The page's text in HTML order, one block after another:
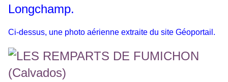
Longchamp.
Ci-dessus, une photo aérienne extraite du site Géoportail.